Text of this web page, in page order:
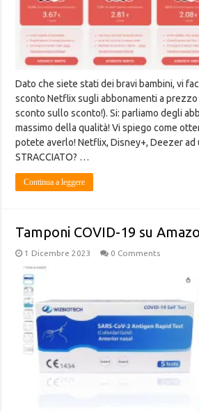
Dato che siete stati dei bravi bambini, vi
sconto Netflix sugli abbonamenti a
sconto sullo sconto!). Si: parliamo degli
massimo della qualità! Vi spiego come
potete averlo! Netflix, Disney+, Deezer ad
STRACCIATO? …
Continua a leggere
Tamponi COVID-19 su
1 Dicembre 2023 0 Comments